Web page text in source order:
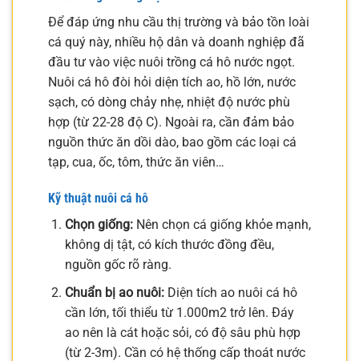
Để đáp ứng nhu cầu thị trường và bảo tồn loài
cá quý này, nhiều hộ dân và doanh nghiệp đã
đầu tư vào việc nuôi trồng cá hô nước ngọt.
Nuôi cá hô đòi hỏi diện tích ao, hồ lớn, nước
sạch, có dòng chảy nhẹ, nhiệt độ nước phù
hợp (từ 22-28 độ C). Ngoài ra, cần đảm bảo
nguồn thức ăn dồi dào, bao gồm các loại cá
tạp, cua, ốc, tôm, thức ăn viên…
Kỹ thuật nuôi cá hô
Chọn giống:Nên chọn cá giống khỏe mạnh,
không dị tật, có kích thước đồng đều,
nguồn gốc rõ ràng.
Chuẩn bị ao nuôi:Diện tích ao nuôi cá hô
cần lớn, tối thiểu từ 1.000m2 trở lên. Đáy
ao nên là cát hoặc sỏi, có độ sâu phù hợp
(từ 2-3m). Cần có hệ thống cấp thoát nước